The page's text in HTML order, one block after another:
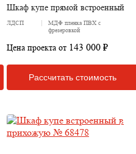
Шкаф купе прямой встроенный
ЛДСП
МДФ пленка ПВХ с
фрезеровкой
Цена проекта от 143 000 ₽
Рассчитать стоимость